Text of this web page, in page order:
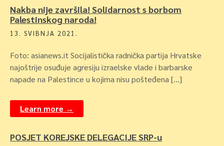
Nakba nije završila! Solidarnost s borbom
Palestinskog naroda!
13. SVIBNJA 2021.
Foto: asianews.it Socijalistička radnička partija Hrvatske
najoštrije osuđuje agresiju izraelske vlade i barbarske
napade na Palestince u kojima nisu pošteđena […]
Learn more →
POSJET KOREJSKE DELEGACIJE SRP-u